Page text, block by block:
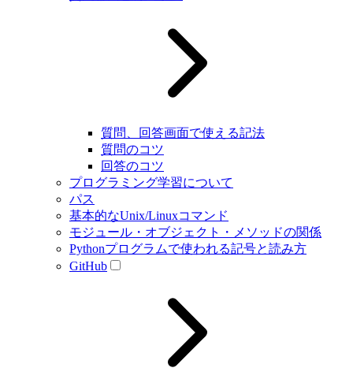
質問、回答画面で使える記法
質問のコツ
回答のコツ
プログラミング学習について
パス
基本的なUnix/Linuxコマンド
モジュール・オブジェクト・メソッドの関係
Pythonプログラムで使われる記号と読み方
GitHub